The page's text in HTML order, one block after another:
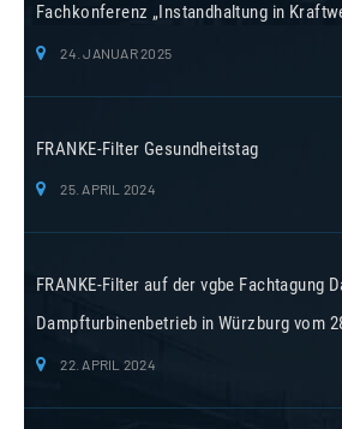
Fachkonferenz „Instandhaltung in
24. JANUAR 2025
FRANKE-Filter Gesundheitstag
25. APRIL 2024
FRANKE-Filter auf der vgbe Fachtagung
Dampfturbinenbetrieb in Würzburg vom
22. APRIL 2024